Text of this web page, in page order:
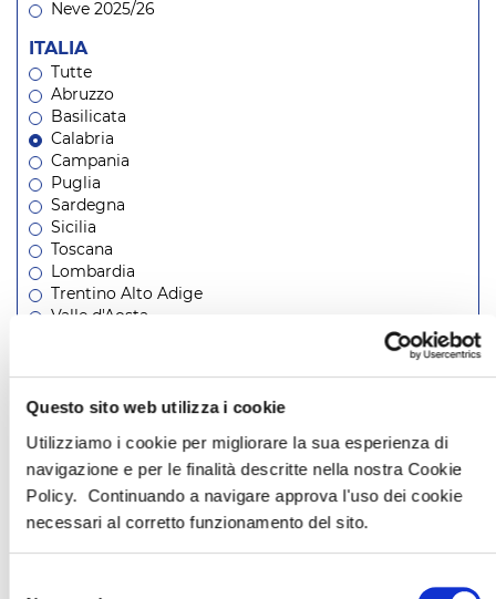
Questo sito web utilizza i cookie
Utilizziamo i cookie per migliorare la sua esperienza di
navigazione e per le finalità descritte nella nostra Cookie
Policy. Continuando a navigare approva l'uso dei cookie
necessari al corretto funzionamento del sito.
Neve 2025/26
ITALIA
Tutte
Abruzzo
Basilicata
Calabria
Campania
Puglia
Sardegna
Sicilia
Toscana
Lombardia
Trentino Alto Adige
Valle d'Aosta
CERCA
CERCA PER PROMO